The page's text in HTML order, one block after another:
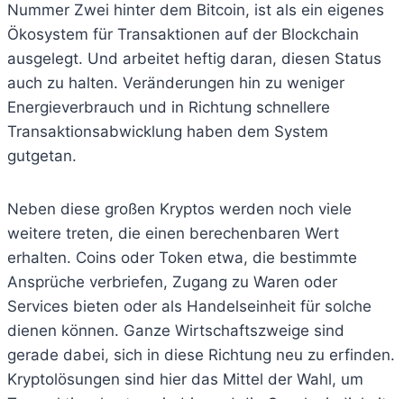
Nummer Zwei hinter dem Bitcoin, ist als ein eigenes
Ökosystem für Transaktionen auf der Blockchain
ausgelegt. Und arbeitet heftig daran, diesen Status
auch zu halten. Veränderungen hin zu weniger
Energieverbrauch und in Richtung schnellere
Transaktionsabwicklung haben dem System
gutgetan.
Neben diese großen Kryptos werden noch viele
weitere treten, die einen berechenbaren Wert
erhalten. Coins oder Token etwa, die bestimmte
Ansprüche verbriefen, Zugang zu Waren oder
Services bieten oder als Handelseinheit für solche
dienen können. Ganze Wirtschaftszweige sind
gerade dabei, sich in diese Richtung neu zu erfinden.
Kryptolösungen sind hier das Mittel der Wahl, um